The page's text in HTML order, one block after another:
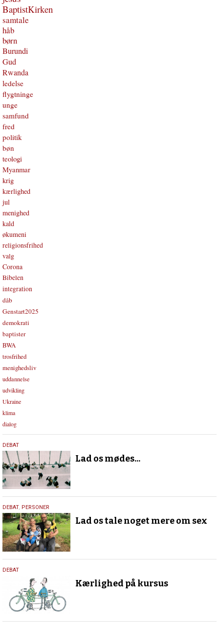
BaptistKirken
samtale
håb
børn
Burundi
Gud
Rwanda
ledelse
flygtninge
unge
samfund
fred
politik
bøn
teologi
Myanmar
krig
kærlighed
jul
menighed
kald
økumeni
religionsfrihed
valg
Corona
Bibelen
integration
dåb
Genstart2025
demokrati
baptister
BWA
trosfrihed
menighedsliv
uddannelse
udvikling
Ukraine
klima
dialog
25.
juni
2018
DEBAT
Lad os mødes...
19.
april
2018
DEBAT, PERSONER
Lad os tale noget mere om sex
19.
2018
DEBAT
Kærlighed på kursus